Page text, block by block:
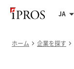
JA
ホーム 企業を探す